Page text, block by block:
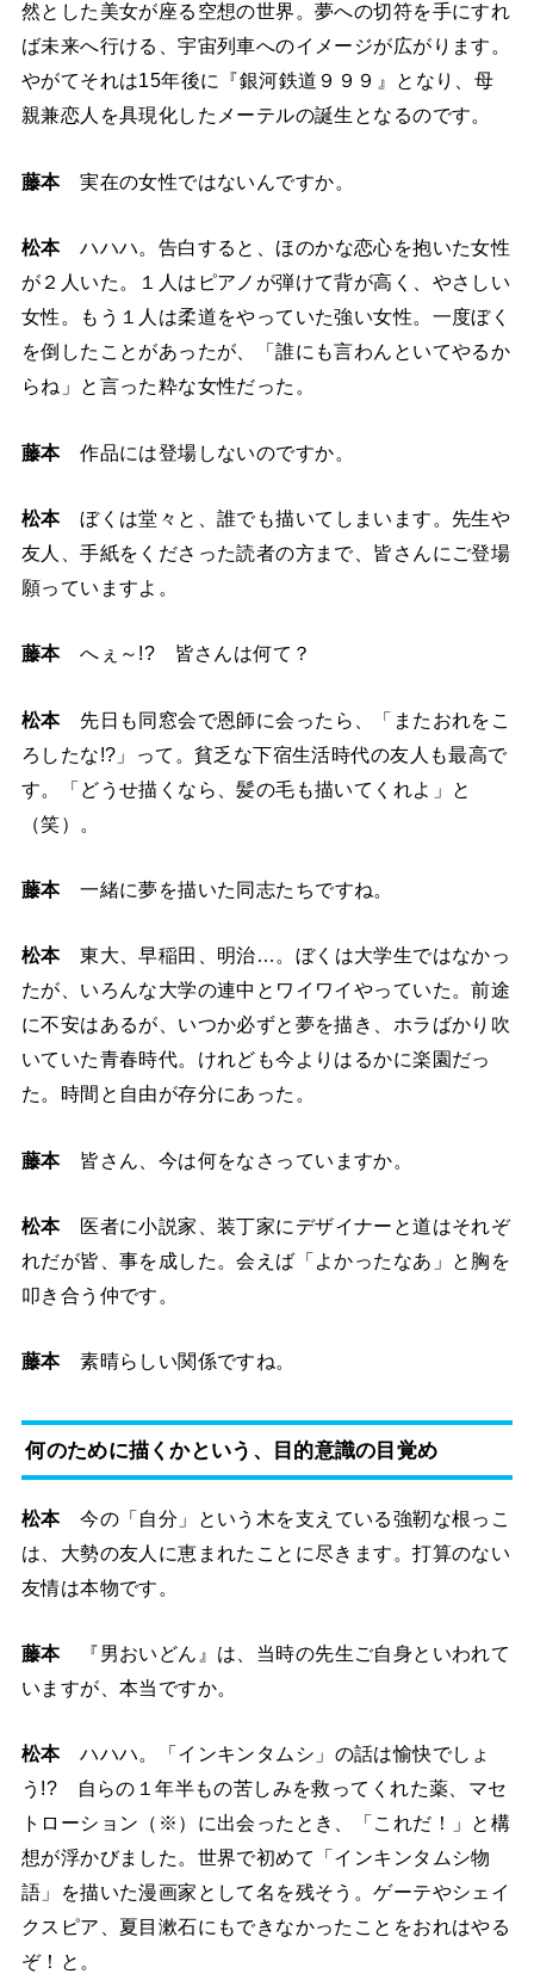
然とした美女が座る空想の世界。夢への切符を手にすれ
ば未来へ行ける、宇宙列車へのイメージが広がります。
やがてそれは15年後に『銀河鉄道９９９』となり、母
親兼恋人を具現化したメーテルの誕生となるのです。
藤本実在の女性ではないんですか。
松本ハハハ。告白すると、ほのかな恋心を抱いた女性
が２人いた。１人はピアノが弾けて背が高く、やさしい
女性。もう１人は柔道をやっていた強い女性。一度ぼく
を倒したことがあったが、「誰にも言わんといてやるか
らね」と言った粋な女性だった。
藤本作品には登場しないのですか。
松本ぼくは堂々と、誰でも描いてしまいます。先生や
友人、手紙をくださった読者の方まで、皆さんにご登場
願っていますよ。
藤本へぇ～!? 皆さんは何て？
松本先日も同窓会で恩師に会ったら、「またおれをこ
ろしたな!?」って。貧乏な下宿生活時代の友人も最高で
す。「どうせ描くなら、髪の毛も描いてくれよ」と
（笑）。
藤本一緒に夢を描いた同志たちですね。
松本東大、早稲田、明治…。ぼくは大学生ではなかっ
たが、いろんな大学の連中とワイワイやっていた。前途
に不安はあるが、いつか必ずと夢を描き、ホラばかり吹
いていた青春時代。けれども今よりはるかに楽園だっ
た。時間と自由が存分にあった。
藤本皆さん、今は何をなさっていますか。
松本医者に小説家、装丁家にデザイナーと道はそれぞ
れだが皆、事を成した。会えば「よかったなあ」と胸を
叩き合う仲です。
藤本素晴らしい関係ですね。
何のために描くかという、目的意識の目覚め
松本今の「自分」という木を支えている強靭な根っこ
は、大勢の友人に恵まれたことに尽きます。打算のない
友情は本物です。
藤本『男おいどん』は、当時の先生ご自身といわれて
いますが、本当ですか。
松本ハハハ。「インキンタムシ」の話は愉快でしょ
う!? 自らの１年半もの苦しみを救ってくれた薬、マセ
トローション（※）に出会ったとき、「これだ！」と構
想が浮かびました。世界で初めて「インキンタムシ物
語」を描いた漫画家として名を残そう。ゲーテやシェイ
クスピア、夏目漱石にもできなかったことをおれはやる
ぞ！と。